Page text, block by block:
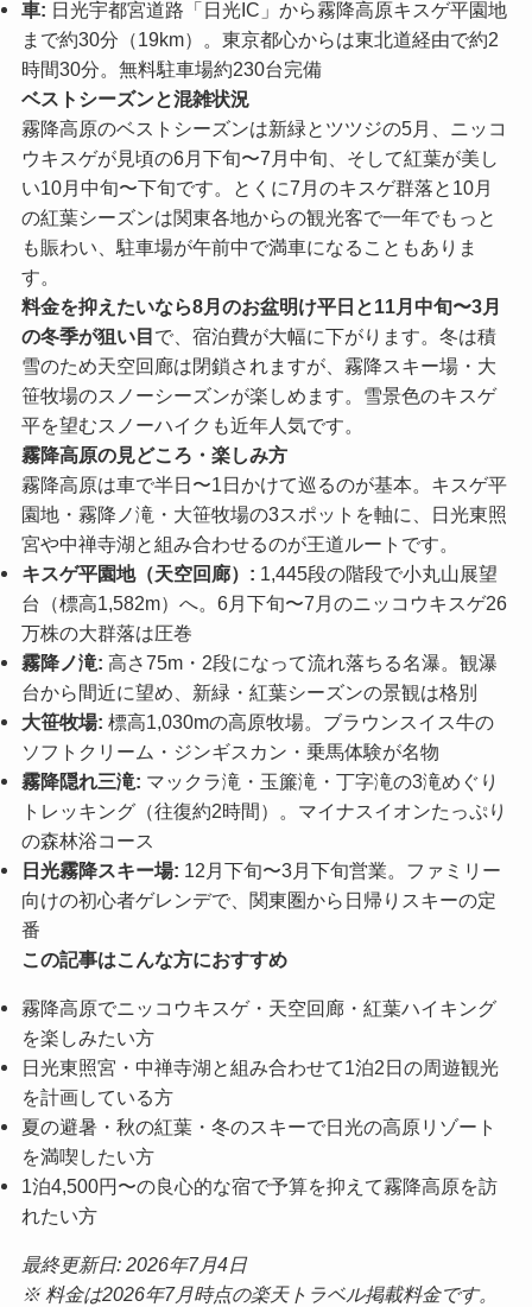
車: 日光宇都宮道路「日光IC」から霧降高原キスゲ平園地
まで約30分（19km）。東京都心からは東北道経由で約2
時間30分。無料駐車場約230台完備
ベストシーズンと混雑状況
霧降高原のベストシーズンは新緑とツツジの5月、ニッコ
ウキスゲが見頃の6月下旬〜7月中旬、そして紅葉が美し
い10月中旬〜下旬です。とくに7月のキスゲ群落と10月
の紅葉シーズンは関東各地からの観光客で一年でもっと
も賑わい、駐車場が午前中で満車になることもありま
す。
料金を抑えたいなら8月のお盆明け平日と11月中旬〜3月
の冬季が狙い目で、宿泊費が大幅に下がります。冬は積
雪のため天空回廊は閉鎖されますが、霧降スキー場・大
笹牧場のスノーシーズンが楽しめます。雪景色のキスゲ
平を望むスノーハイクも近年人気です。
霧降高原の見どころ・楽しみ方
霧降高原は車で半日〜1日かけて巡るのが基本。キスゲ平
園地・霧降ノ滝・大笹牧場の3スポットを軸に、日光東照
宮や中禅寺湖と組み合わせるのが王道ルートです。
キスゲ平園地（天空回廊）: 1,445段の階段で小丸山展望
台（標高1,582m）へ。6月下旬〜7月のニッコウキスゲ26
万株の大群落は圧巻
霧降ノ滝: 高さ75m・2段になって流れ落ちる名瀑。観瀑
台から間近に望め、新緑・紅葉シーズンの景観は格別
大笹牧場: 標高1,030mの高原牧場。ブラウンスイス牛の
ソフトクリーム・ジンギスカン・乗馬体験が名物
霧降隠れ三滝: マックラ滝・玉簾滝・丁字滝の3滝めぐり
トレッキング（往復約2時間）。マイナスイオンたっぷり
の森林浴コース
日光霧降スキー場: 12月下旬〜3月下旬営業。ファミリー
向けの初心者ゲレンデで、関東圏から日帰りスキーの定
番
この記事はこんな方におすすめ
霧降高原でニッコウキスゲ・天空回廊・紅葉ハイキング
を楽しみたい方
日光東照宮・中禅寺湖と組み合わせて1泊2日の周遊観光
を計画している方
夏の避暑・秋の紅葉・冬のスキーで日光の高原リゾート
を満喫したい方
1泊4,500円〜の良心的な宿で予算を抑えて霧降高原を訪
れたい方
最終更新日: 2026年7月4日
※ 料金は2026年7月時点の楽天トラベル掲載料金です。